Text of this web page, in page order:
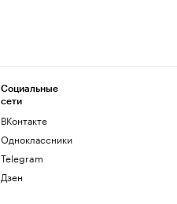
Социальные
сети
ВКонтакте
Одноклассники
Telegram
Дзен